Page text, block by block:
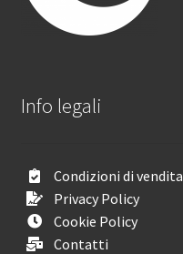
Info legali
Condizioni di vendita
Privacy Policy
Cookie Policy
Contatti